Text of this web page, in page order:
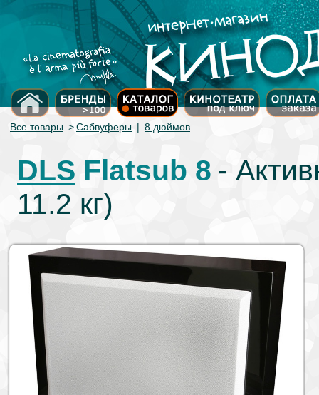
Все товары >Сабвуферы | 8 дюймов
DLS Flatsub 8 -
11.2 кг)